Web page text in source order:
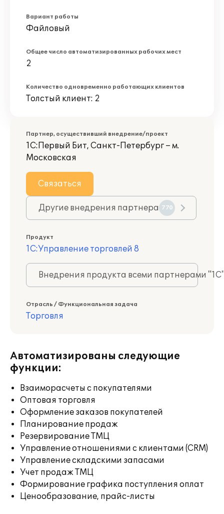
Вариант работы
Файловый
Общее число автоматизированных рабочих мест
2
Количество одновременно работающих клиентов
Толстый клиент: 2
Партнер, осуществивший внедрение/проект
1С:Первый Бит, Санкт-Петербург – м.
Московская
Связаться
Другие внедрения партнера 770
Продукт
1С:Управление торговлей 8
Внедрения продукта всеми партнерами
Отрасль / Функциональная задача
Торговля
Автоматизированы следующие
функции:
Взаиморасчеты с покупателями
Оптовая торговля
Оформление заказов покупателей
Планирование продаж
Резервирование ТМЦ
Управление отношениями с клиентами (CRM)
Управление складскими запасами
Учет продаж ТМЦ
Формирование графика поступления оплат
Ценообразование, прайс-листы